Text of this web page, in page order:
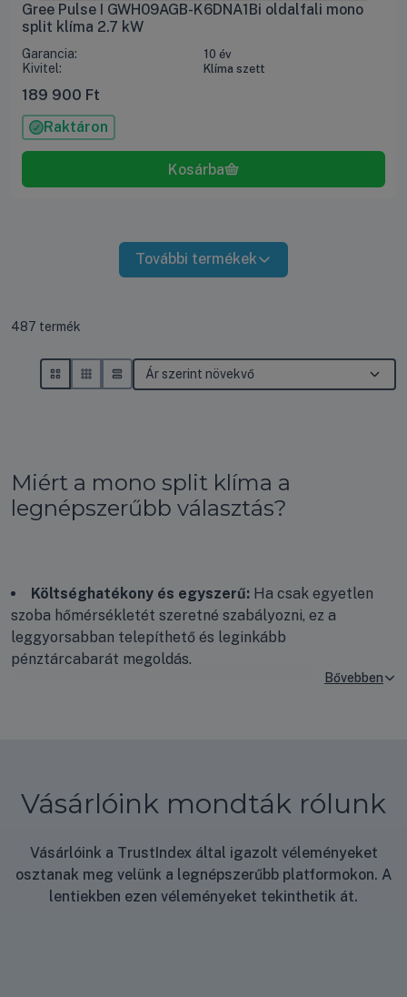
Gree Pulse I GWH09AGB-K6DNA1Bi oldalfali mono
split klíma 2.7 kW
Garancia: 10 év
Kivitel: Klíma szett
189 900 Ft
Raktáron
További termékek
Összes termék a kategóriában
487 termék
Miért a mono split klíma a
legnépszerűbb választás?
Költséghatékony és egyszerű: Ha csak egyetlen
szoba hőmérsékletét szeretné szabályozni, ez a
leggyorsabban telepíthető és leginkább
pénztárcabarát megoldás.
légcsatornázható típusok is.
berendezésünk (több mint 200 modell) beépített Wi-Fi
modullal rendelkezik, így okostelefonjáról bárhonnan
kényelmesen vezérelheti a hőmérsékletet.
Vásárlóink mondták rólunk
Vásárlóink a TrustIndex által igazolt véleményeket
osztanak meg velünk a legnépszerűbb platformokon. A
lentiekben ezen véleményeket tekinthetik át.